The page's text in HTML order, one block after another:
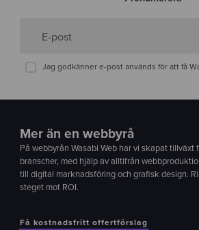
E-post
Jag godkänner e-post används för att få
Mer än en webbyrå
På webbyrån Wasabi Web har vi skapat tillväxt
branscher, med hjälp av alltifrån
till digital marknadsföring och grafisk design.
steget mot ROI.
Få kostnadsfritt offertförslag